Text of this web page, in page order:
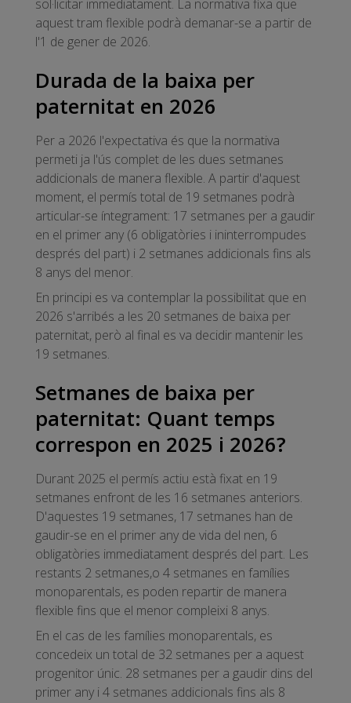
sol·licitar immediatament. La normativa fixa que
aquest tram flexible podrà demanar-se a partir de
l'1 de gener de 2026.
Durada de la baixa per
paternitat en 2026
Per a 2026 l'expectativa és que la normativa
permeti ja l'ús complet de les dues setmanes
addicionals de manera flexible. A partir d'aquest
moment, el permís total de 19 setmanes podrà
articular-se íntegrament: 17 setmanes per a gaudir
en el primer any (6 obligatòries i ininterrompudes
després del part) i 2 setmanes addicionals fins als
8 anys del menor.
En principi es va contemplar la possibilitat que en
2026 s'arribés a les 20 setmanes de baixa per
paternitat, però al final es va decidir mantenir les
19 setmanes.
Setmanes de baixa per
paternitat: Quant temps
correspon en 2025 i 2026?
Durant 2025 el permís actiu està fixat en 19
setmanes enfront de les 16 setmanes anteriors.
D'aquestes 19 setmanes, 17 setmanes han de
gaudir-se en el primer any de vida del nen, 6
obligatòries immediatament després del part. Les
restants 2 setmanes,o 4 setmanes en famílies
monoparentals, es poden repartir de manera
flexible fins que el menor compleixi 8 anys.
En el cas de les famílies monoparentals, es
concedeix un total de 32 setmanes per a aquest
progenitor únic. 28 setmanes per a gaudir dins del
primer any i 4 setmanes addicionals fins als 8